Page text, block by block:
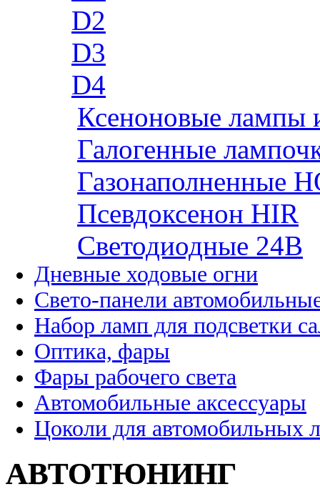
D2
D3
D4
Ксеноновые лампы
Галогенные
Газонаполненные
Псевдоксенон HIR
Cветодиодные 24B
Дневные ходовые огни
Свето-панели
Набор ламп для подсветки
Оптика, фары
Фары рабочего света
Автомобильные аксессуары
Цоколи для автомобильных
АВТОТЮНИНГ